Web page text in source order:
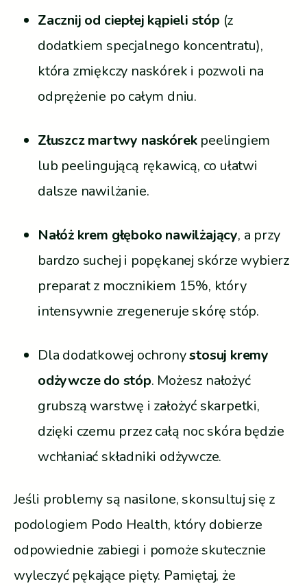
Zacznij od ciepłej kąpieli stóp (z
dodatkiem specjalnego koncentratu),
która zmiękczy naskórek i pozwoli na
odprężenie po całym dniu.
Złuszcz martwy naskórek peelingiem
lub peelingującą rękawicą, co ułatwi
dalsze nawilżanie.
Nałóż krem głęboko nawilżający, a przy
bardzo suchej i popękanej skórze wybierz
preparat z mocznikiem 15%, który
intensywnie zregeneruje skórę stóp.
Dla dodatkowej ochronystosuj kremy
odżywcze do stóp. Możesz nałożyć
grubszą warstwę i założyć skarpetki,
dzięki czemu przez całą noc skóra będzie
wchłaniać składniki odżywcze.
Jeśli problemy są nasilone, skonsultuj się z
podologiem Podo Health, który dobierze
odpowiednie zabiegi i pomoże skutecznie
wyleczyć pękające pięty. Pamiętaj, że